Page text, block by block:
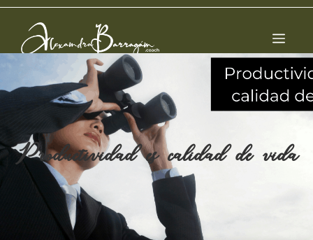
Productividad es calidad de vida